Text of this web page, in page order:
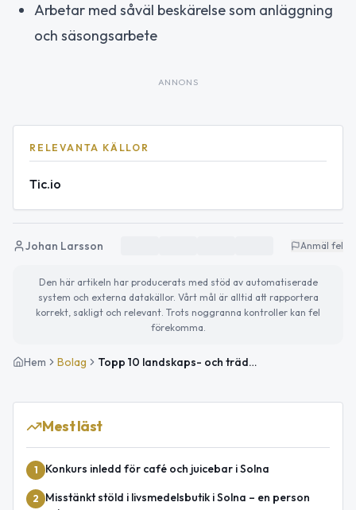
Arbetar med såväl beskärelse som anläggning
och säsongsarbete
ANNONS
RELEVANTA KÄLLOR
Tic.io
Johan Larsson Anmäl fel
Den här artikeln har producerats med stöd av automatiserade
system och externa datakällor. Vårt mål är alltid att rapportera
korrekt, sakligt och relevant. Trots noggranna kontroller kan fel
förekomma.
Hem Bolag Topp 10 landskaps- och trädgårdsbolag i Solna
Mest läst
1 Konkurs inledd för café och juicebar i Solna
2
Misstänkt stöld i livsmedelsbutik i Solna – en person